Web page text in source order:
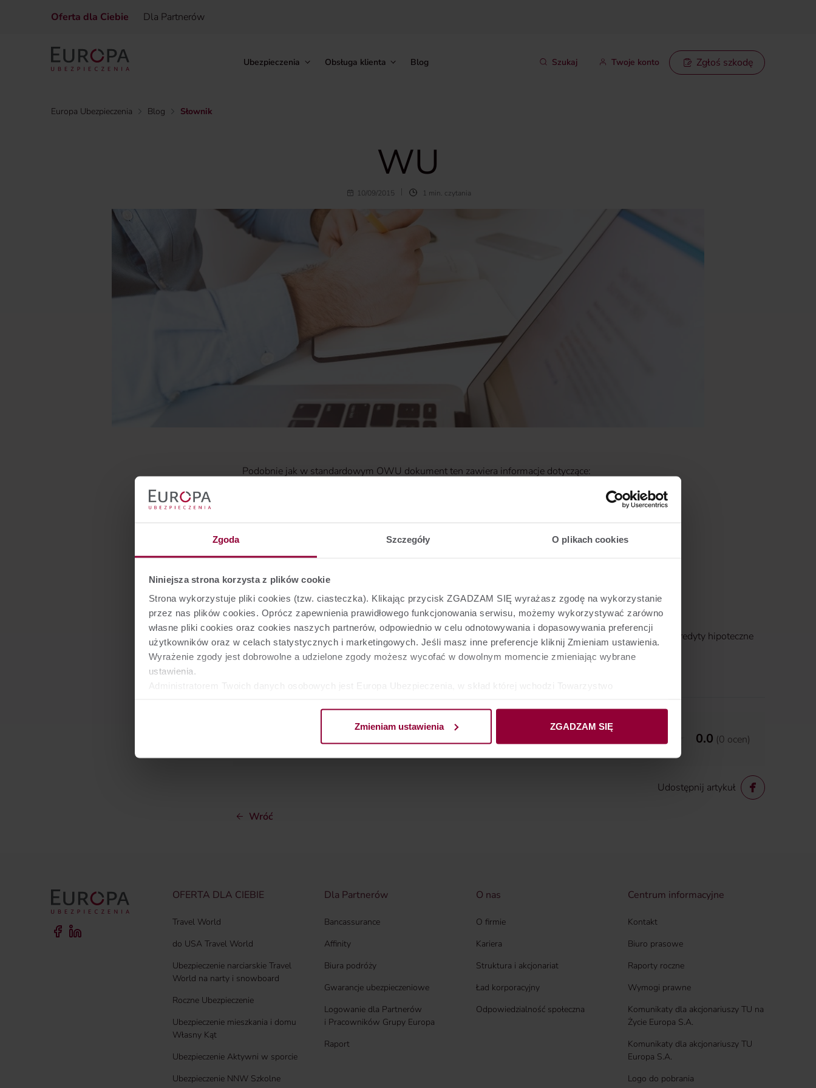
Zgoda Szczegóły O plikach cookies
Niniejsza strona korzysta z plików cookie
Strona wykorzystuje pliki cookies (tzw. ciasteczka). Klikając przycisk ZGADZAM SIĘ wyrażasz zgodę na wykorzystanie
przez nas plików cookies. Oprócz zapewnienia prawidłowego funkcjonowania serwisu, możemy wykorzystywać zarówno
własne pliki cookies oraz cookies naszych partnerów, odpowiednio w celu odnotowywania i dopasowywania preferencji
użytkowników oraz w celach statystycznych i marketingowych. Jeśli masz inne preferencje kliknij Zmieniam ustawienia.
Wyrażenie zgody jest dobrowolne a udzielone zgody możesz wycofać w dowolnym momencie zmieniając wybrane
ustawienia.
Administratorem Twoich danych osobowych jest Europa Ubezpieczenia, w skład której wchodzi Towarzystwo
partnerzy. Szczegółowe informacje znajdziesz wPolityce prywatności .
Zmieniam ustawienia ZGADZAM SIĘ
Oferta dla Ciebie Dla Partnerów
Ubezpieczenia Obsługa klienta Blog Szukaj Twoje konto Zgłoś szkodę
Europa Ubezpieczenia Blog Słownik
WU
10/09/2015 1 min. czytania
Podobnie jak w standardowym OWU dokument ten zawiera informacje dotyczące:
okresu ubezpieczenia, rozpoczęcia i zakończenia ochrony ubezpieczeniowej
składki
wyłączeń odpowiedzialności
rozpatrywania roszczenia
reklamacji
Z Warunkami Ubezpieczenia zapoznają się najczęściej klienci ubezpieczający za pośrednictwem banku kredyty hipoteczne
lub turyści objęci ubezpieczeniem grupowym na czas wycieczki.
Spodobał Ci się artykuł? Oceń go! 0.0 (0 ocen)
Udostępnij artykuł
Wróć
OFERTA DLA CIEBIE
Travel World
do USA Travel World
Ubezpieczenie narciarskie Travel
World na narty i snowboard
Roczne Ubezpieczenie
Ubezpieczenie mieszkania i domu
Własny Kąt
Ubezpieczenie Aktywni w sporcie
Ubezpieczenie NNW Szkolne
Dla Partnerów
Bancassurance
Affinity
Biura podróży
Gwarancje ubezpieczeniowe
Logowanie dla Partnerów
i Pracowników Grupy Europa
Raport
O nas
O firmie
Kariera
Struktura i akcjonariat
Ład korporacyjny
Odpowiedzialność społeczna
Centrum informacyjne
Kontakt
Biuro prasowe
Raporty roczne
Wymogi prawne
Komunikaty dla akcjonariuszy TU na
Życie Europa S.A.
Komunikaty dla akcjonariuszy TU
Europa S.A.
Logo do pobrania